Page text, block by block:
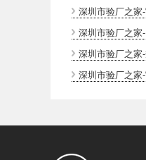
深圳市验厂之
深圳市验厂之
深圳市验厂之
深圳市验厂之